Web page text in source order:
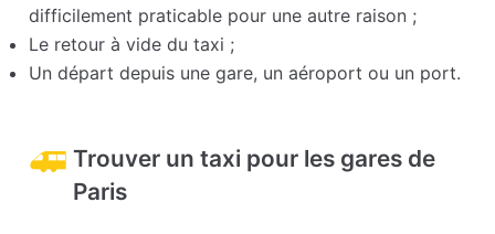
difficilement praticable pour une autre raison ;
Le retour à vide du taxi ;
Un départ depuis une gare, un aéroport ou un port.
Trouver un taxi pour les gares de
Paris